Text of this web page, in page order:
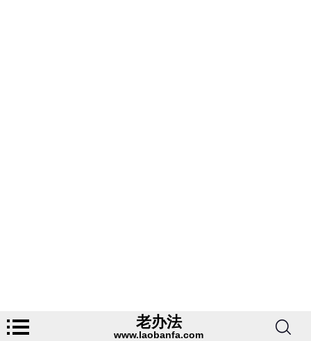
老办法
www.laobanfa.com